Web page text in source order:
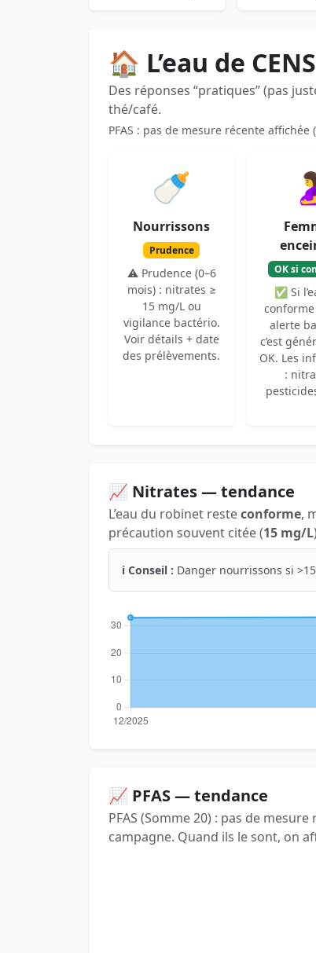
🏠 L’eau de
Des réponses “pratiques” (pas
thé/café.
PFAS : pas de mesure récente
🍼
Nourrissons
Prudence
⚠️ Prudence (0–6
mois) : nitrates ≥
15 mg/L ou
vigilance bactério.
Voir détails + date
des prélèvements.
OK si
✅ Si
alerte
c’est
OK. Les
:
📈 Nitrates — tendance
L’eau du robinet resteconforme,
précaution souvent citée (15 mg/L
ℹ️ Conseil : Danger nourrissons si
📈 PFAS — tendance
PFAS (Somme 20) : pas de
campagne. Quand ils le sont, on